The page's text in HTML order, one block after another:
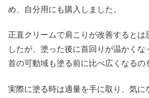
め、自分用にも購入しました。
正直クリームで肩こりが改善するとは
したが、塗った後に首回りが温かくな
首の可動域も塗る前に比べ広くなるの
実際に塗る時は適量を手に取り、気に